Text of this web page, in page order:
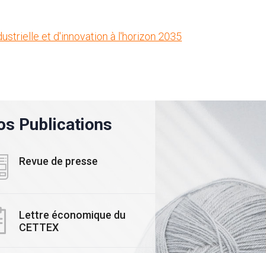
et d'innovation à l'horizon 2035
Publications
Revue de presse
Lettre économique du
CETTEX